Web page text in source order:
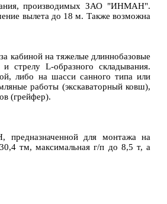
производимых ЗАО "ИНМАН".
вылета до 18 м. Также возможна
кабиной на тяжелые длиннобазовые
стрелу L-образного складывания.
либо на шасси санного типа или
работы (экскаваторный ковш),
(грейфер).
для монтажа на
тм, максимальная г/п до 8,5 т, а